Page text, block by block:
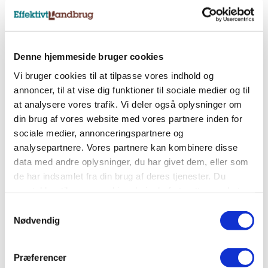
Denne hjemmeside bruger cookies
Vi bruger cookies til at tilpasse vores indhold og
annoncer, til at vise dig funktioner til sociale medier og til
at analysere vores trafik. Vi deler også oplysninger om
din brug af vores website med vores partnere inden for
sociale medier, annonceringspartnere og
analysepartnere. Vores partnere kan kombinere disse
data med andre oplysninger, du har givet dem, eller som
de har indsamlet fra din brug af deres tjenester. Du
Nødvendig
Præferencer
Nyhedsbreve
landbrugets vigtigste nyheder direkte i indbakken.
Tilmeld nyhedsbrev
Sociale medier
Følg os på Facebook, LinkedIn og Instagram og få